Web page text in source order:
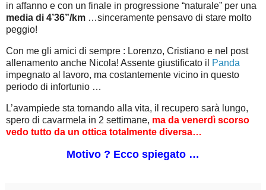
in affanno e con un finale in progressione “naturale” per una
media di 4’36”/km …sinceramente pensavo di stare molto
peggio!
Con me gli amici di sempre : Lorenzo, Cristiano e nel post
allenamento anche Nicola! Assente giustificato il
Panda
impegnato al lavoro, ma costantemente vicino in questo
periodo di infortunio …
L’avampiede sta tornando alla vita, il recupero sarà lungo,
spero di cavarmela in 2 settimane, ma da venerdì scorso
vedo tutto da un ottica totalmente diversa…
Motivo ? Ecco spiegato …